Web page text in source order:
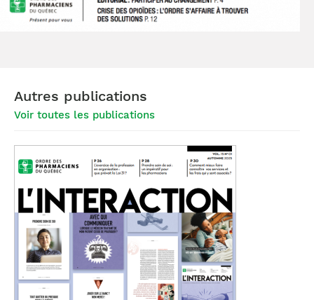
Autres publications
Voir toutes les publications